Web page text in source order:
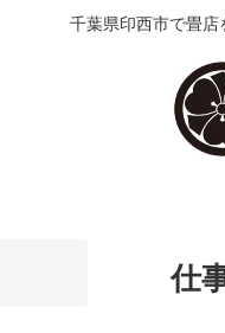
千葉県印西市で畳
仕